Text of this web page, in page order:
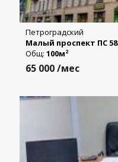
Петроградский
Малый проспект ПС 58
Общ: 100м2
65 000/мес